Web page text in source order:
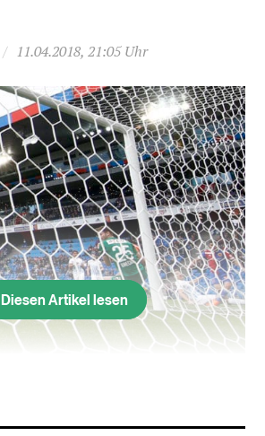
/ 11.04.2018, 21:05 Uhr
Diesen Artikel lesen